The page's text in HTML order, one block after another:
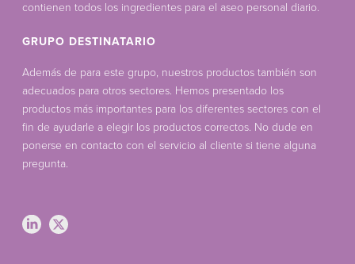
contienen todos los ingredientes para el aseo personal diario.
GRUPO DESTINATARIO
Además de para este grupo, nuestros productos también son
adecuados para otros sectores. Hemos presentado los
productos más importantes para los diferentes sectores con el
fin de ayudarle a elegir los productos correctos. No dude en
ponerse en contacto con el servicio al cliente si tiene alguna
pregunta.